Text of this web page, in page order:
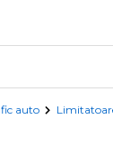
auto